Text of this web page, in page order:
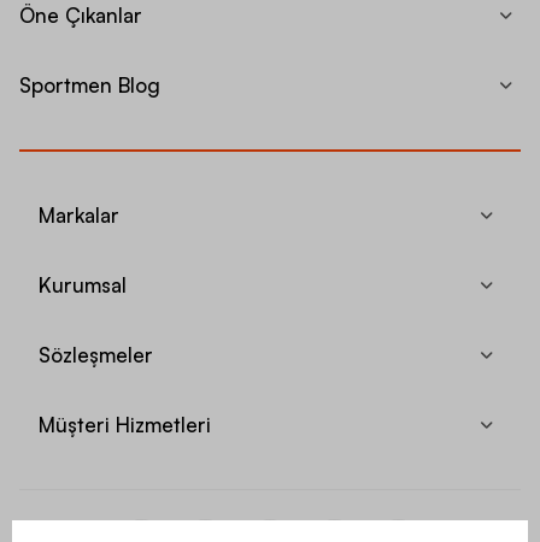
Öne Çıkanlar
Sportmen Blog
Markalar
Kurumsal
Sözleşmeler
Müşteri Hizmetleri